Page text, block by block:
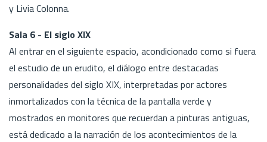
y Livia Colonna.
Sala 6 - El siglo XIX
Al entrar en el siguiente espacio, acondicionado como si fuera
el estudio de un erudito, el diálogo entre destacadas
personalidades del siglo XIX, interpretadas por actores
inmortalizados con la técnica de la pantalla verde y
mostrados en monitores que recuerdan a pinturas antiguas,
está dedicado a la narración de los acontecimientos de la